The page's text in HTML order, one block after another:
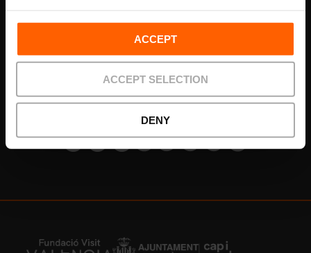
ACCEPT
ACCEPT SELECTION
DENY
unseren Newsletter!
Verpassen Sie nicht die besten Pläne in Valencia